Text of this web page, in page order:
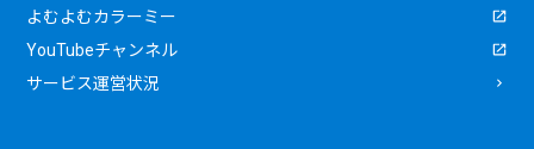
よむよむカラーミー
YouTubeチャンネル
サービス運営状況